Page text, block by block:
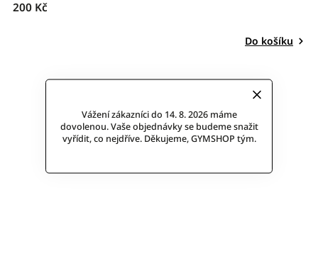
Vážení zákazníci do 14. 8. 2026 máme
dovolenou. Vaše objednávky se budeme snažit
vyřídit, co nejdříve. Děkujeme, GYMSHOP tým.
200 Kč
Do košíku